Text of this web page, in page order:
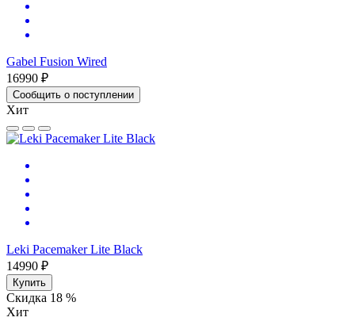
Gabel Fusion Wired
16990 ₽
Сообщить о поступлении
Хит
Leki Pacemaker Lite Black
14990 ₽
Купить
Скидка 18 %
Хит